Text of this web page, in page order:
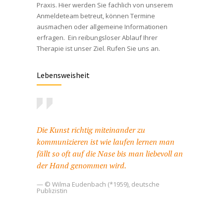
Praxis. Hier werden Sie fachlich von unserem
Anmeldeteam betreut, können Termine
ausmachen oder allgemeine Informationen
erfragen. Ein reibungsloser Ablauf Ihrer
Therapie ist unser Ziel. Rufen Sie uns an.
Lebensweisheit
Die Kunst richtig miteinander zu
kommunizieren ist wie laufen lernen man
fällt so oft auf die Nase bis man liebevoll an
der Hand genommen wird.
— © Wilma Eudenbach (*1959), deutsche
Publizistin